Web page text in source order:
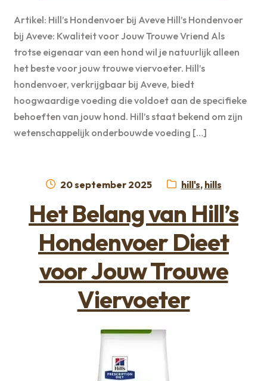
Artikel: Hill’s Hondenvoer bij Aveve Hill’s Hondenvoer
bij Aveve: Kwaliteit voor Jouw Trouwe Vriend Als
trotse eigenaar van een hond wil je natuurlijk alleen
het beste voor jouw trouwe viervoeter. Hill’s
hondenvoer, verkrijgbaar bij Aveve, biedt
hoogwaardige voeding die voldoet aan de specifieke
behoeften van jouw hond. Hill’s staat bekend om zijn
wetenschappelijk onderbouwde voeding […]
Geplaatst
20 september 2025 Categorieën:
hill's, hills
Het Belang van Hill’s
Hondenvoer Dieet
voor Jouw Trouwe
Viervoeter